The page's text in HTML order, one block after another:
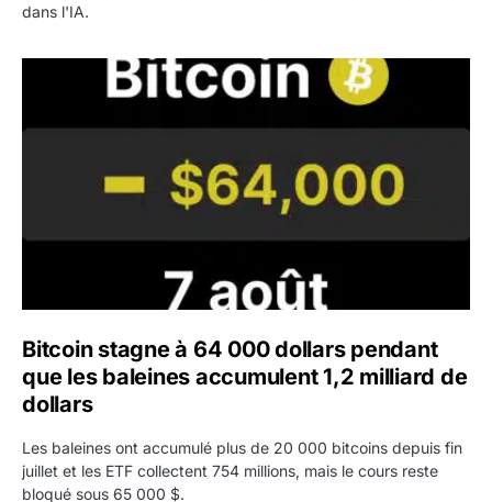
dans l'IA.
Bitcoin stagne à 64 000 dollars pendant que les
Bitcoin stagne à 64 000 dollars pendant
que les baleines accumulent 1,2 milliard de
dollars
Les baleines ont accumulé plus de 20 000 bitcoins depuis fin
juillet et les ETF collectent 754 millions, mais le cours reste
bloqué sous 65 000 $.